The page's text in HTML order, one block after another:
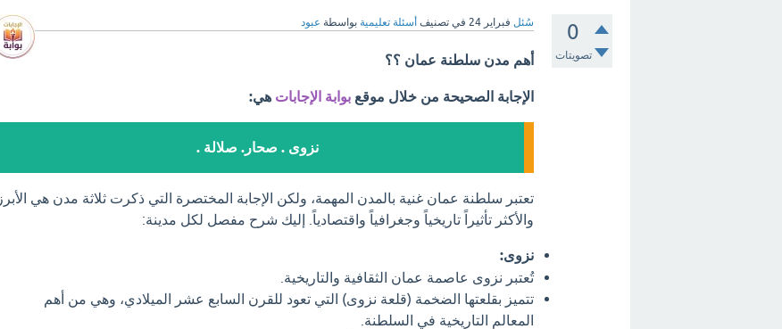
0
تصويتات
سُئل فبراير 24 في تصنيف أسئلة تعليمية بواسطة عبود
أهم مدن سلطنة عمان ؟؟
الإجابة الصحيحة من خلال موقع بوابة الإجابات هي:
نزوى . صحار. صلالة .
تعتبر سلطنة عمان غنية بالمدن المهمة، ولكن الإجابة المختصرة التي ذكرت ثلاثة مدن هي الأبرز
والأكثر تأثيراً تاريخياً وجغرافياً واقتصادياً. إليك شرح مفصل لكل مدينة:
نزوى:
تُعتبر نزوى عاصمة عمان الثقافية والتاريخية.
تتميز بقلعتها الضخمة (قلعة نزوى) التي تعود للقرن السابع عشر الميلادي، وهي من أهم
المعالم التاريخية في السلطنة.